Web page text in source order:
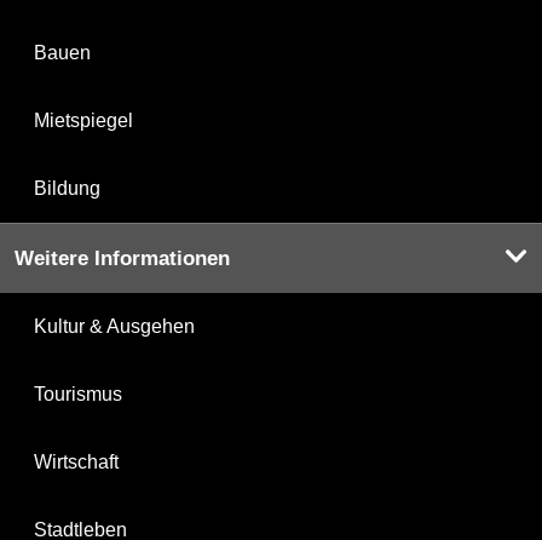
Bauen
Mietspiegel
Bildung
Weitere Informationen
Kultur & Ausgehen
Tourismus
Wirtschaft
Stadtleben